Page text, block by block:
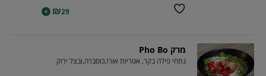
₪29
+
מרק Pho Bo
נתחי פילה בקר, אטריות אורז,כוסברה,ובצל ירוק